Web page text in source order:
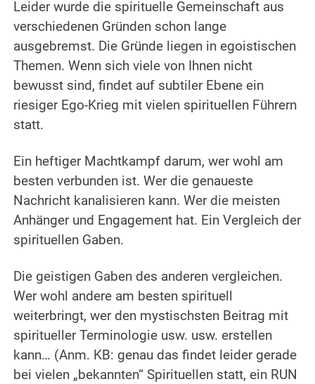
Leider wurde die spirituelle Gemeinschaft aus
verschiedenen Gründen schon lange
ausgebremst. Die Gründe liegen in egoistischen
Themen. Wenn sich viele von Ihnen nicht
bewusst sind, findet auf subtiler Ebene ein
riesiger Ego-Krieg mit vielen spirituellen Führern
statt.
Ein heftiger Machtkampf darum, wer wohl am
besten verbunden ist. Wer die genaueste
Nachricht kanalisieren kann. Wer die meisten
Anhänger und Engagement hat. Ein Vergleich der
spirituellen Gaben.
Die geistigen Gaben des anderen vergleichen.
Wer wohl andere am besten spirituell
weiterbringt, wer den mystischsten Beitrag mit
spiritueller Terminologie usw. usw. erstellen
kann… (Anm. KB: genau das findet leider gerade
bei vielen „bekannten“ Spirituellen statt, ein RUN